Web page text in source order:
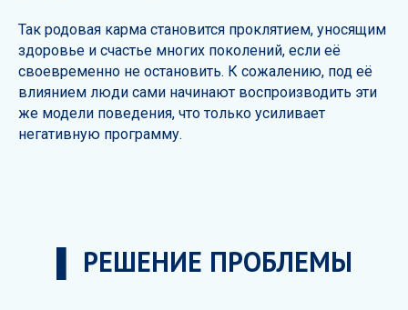
Так родовая карма становится проклятием, уносящим
здоровье и счастье многих поколений, если её
своевременно не остановить. К сожалению, под её
влиянием люди сами начинают воспроизводить эти
же модели поведения, что только усиливает
негативную программу.
▌ РЕШЕНИЕ ПРОБЛЕМЫ